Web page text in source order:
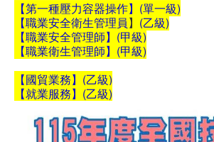
【第一種壓力容器操作】(單一級)
【職業安全衛生管理員】 (乙級)
【職業安全管理師】(甲級)
【職業衛生管理師】(甲級)
【國貿業務】(乙級)
【就業服務】(乙級)